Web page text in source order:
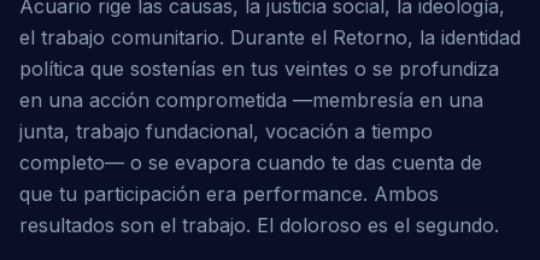
Acuario rige las causas, la justicia social, la ideología,
el trabajo comunitario. Durante el Retorno, la identidad
política que sostenías en tus veintes o se profundiza
en una acción comprometida —membresía en una
junta, trabajo fundacional, vocación a tiempo
completo— o se evapora cuando te das cuenta de
que tu participación era performance. Ambos
resultados son el trabajo. El doloroso es el segundo.